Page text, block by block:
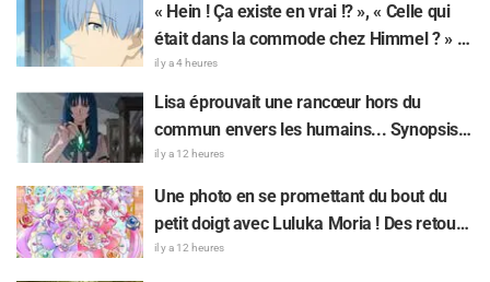
ans de l'anime « Re:Zero - Starting Life in
Another World »
« Hein ! Ça existe en vrai !? », « Celle qui
était dans la commode chez Himmel ? » :
l’exposition de la « corne du Dragon Noir »
apparue dans l’épisode 1 de « Frieren »
laisse les fans stupéfaits
il y a 4 heures
Lisa éprouvait une rancœur hors du
commun envers les humains... Synopsis
et premières images de l'épisode 6 de
l'anime « Goodbye, Lara » dévoilés !
il y a 12 heures
Une photo en se promettant du bout du
petit doigt avec Luluka Moria ! Des retours
sur le compte rendu de la comédienne de
il y a 12 heures